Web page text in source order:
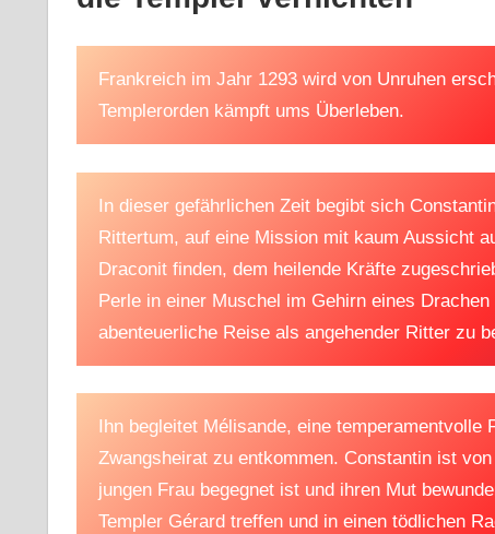
Frankreich im Jahr 1293 wird von Unruhen
Templerorden kämpft ums Überleben.
In dieser gefährlichen Zeit begibt sich
Rittertum, auf eine Mission mit kaum Aussicht
Draconit finden, dem heilende Kräfte
Perle in einer Muschel im Gehirn eines
abenteuerliche Reise als angehender Ritter zu
Ihn begleitet Mélisande, eine
Zwangsheirat zu entkommen. Constantin ist
jungen Frau begegnet ist und ihren Mut
Templer Gérard treffen und in einen tödlichen